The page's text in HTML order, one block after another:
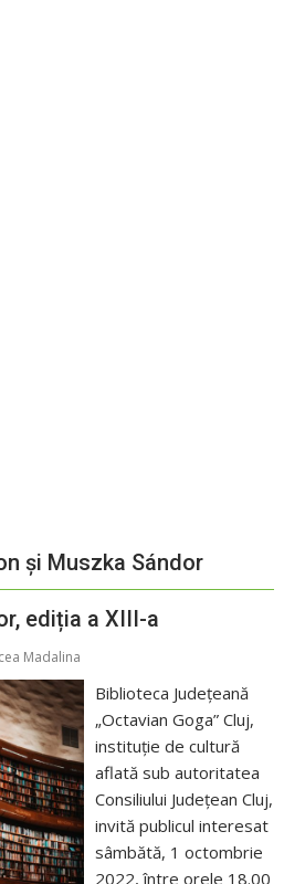
și Muszka Sándor
ediția a XIII-a
Madalina
Biblioteca Judeţeană
„Octavian Goga” Cluj,
instituție de cultură
aflată sub autoritatea
Consiliului Județean Cluj,
invită publicul interesat
sâmbătă, 1 octombrie
2022, între orele 18.00